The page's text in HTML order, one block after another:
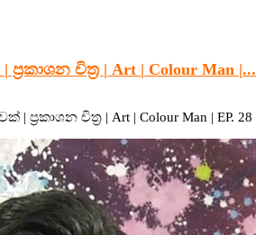
චිත්‍ර | Art | Colour Man |...
ප්‍රකාශන චිත්‍ර | Art | Colour Man | EP. 28